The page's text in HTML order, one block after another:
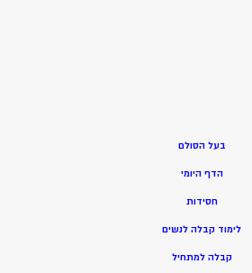
בעל הסולם
הדף היומי
חסידות
לימוד קבלה לנשים
קבלה למתחיל